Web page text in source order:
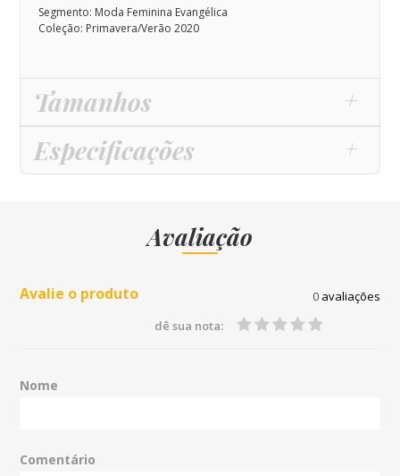
Segmento: Moda Feminina Evangélica
Coleção: Primavera/Verão 2020
Tamanhos
Especificações
Avaliação
Avalie o produto 0avaliações
dê sua nota:
Nome
Comentário